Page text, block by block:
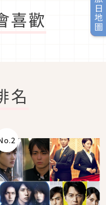
旅日地圖
喜歡
名
2